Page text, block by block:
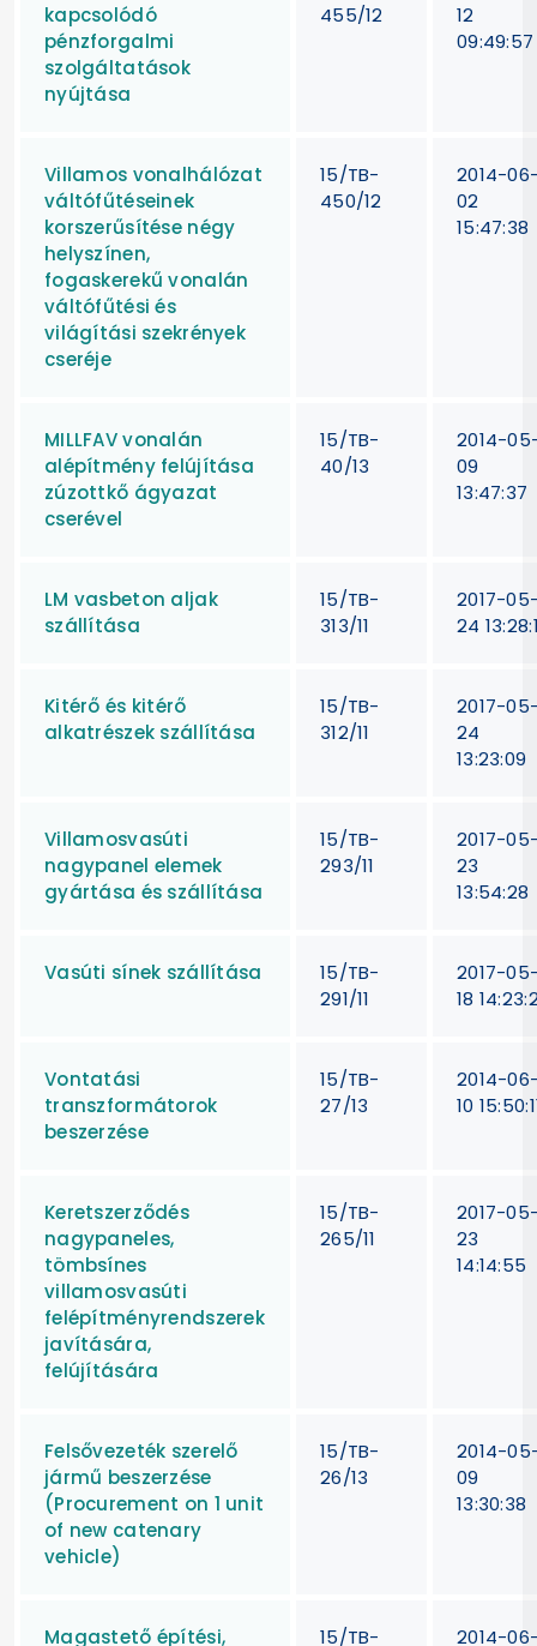
kapcsolódó
pénzforgalmi
szolgáltatások
nyújtása
455/12
12
09:49:57
Villamos vonalhálózat
váltófűtéseinek
korszerűsítése négy
helyszínen,
fogaskerekű vonalán
váltófűtési és
világítási szekrények
cseréje
15/TB-
450/12
2014-
02
15:47:38
MILLFAV vonalán
alépítmény felújítása
zúzottkő ágyazat
cserével
15/TB-
40/13
2014-
09
13:47:37
LM vasbeton aljak
szállítása
15/TB-
313/11
2017-
24
Kitérő és kitérő
alkatrészek szállítása
15/TB-
312/11
2017-
24
13:23:09
Villamosvasúti
nagypanel elemek
gyártása és szállítása
15/TB-
293/11
2017-
23
13:54:28
Vasúti sínek szállítása
15/TB-
291/11
2017-
18
Vontatási
transzformátorok
beszerzése
15/TB-
27/13
2014-
10
Keretszerződés
nagypaneles,
tömbsínes
villamosvasúti
felépítményrendszerek
javítására,
felújítására
15/TB-
265/11
2017-
23
14:14:55
Felsővezeték szerelő
jármű beszerzése
(Procurement on 1 unit
of new catenary
vehicle)
15/TB-
26/13
2014-
09
13:30:38
Magastető építési,
15/TB-
2014-